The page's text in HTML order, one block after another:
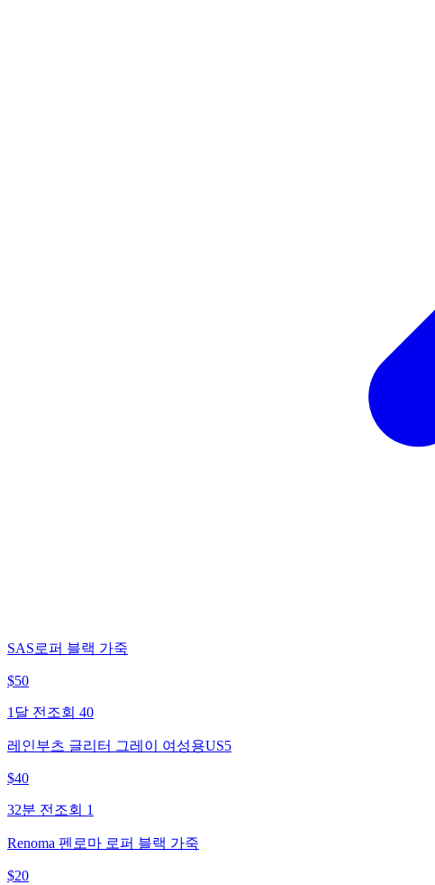
SAS로퍼 블랙 가죽
$50
1달 전 조회 40
레인부츠 글리터 그레이 여성용US5
$40
32분 전 조회 1
Renoma 펜로마 로퍼 블랙 가죽
$20